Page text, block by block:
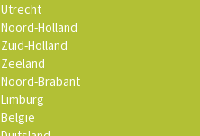
Utrecht
Noord-Holland
Zuid-Holland
Zeeland
Noord-Brabant
Limburg
België